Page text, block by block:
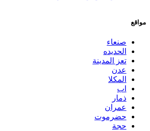
مواقع
صنعاء
الحديده
تعز المدينة
عدن
المكلا
اب
ذمار
عمران
حضرموت
حجة